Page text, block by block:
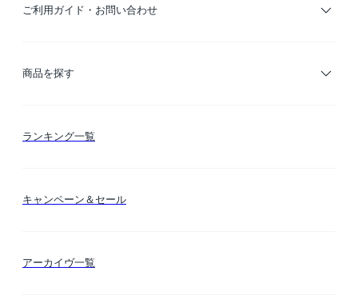
ご利用ガイド・お問い合わせ
ご利用ガイド
商品を探す
カテゴリー検索
ランキング一覧
キャンペーン＆セール
アーカイヴ一覧